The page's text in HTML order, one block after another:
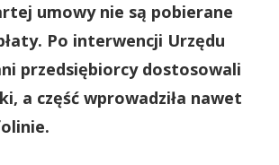
umowy nie są pobierane
Po interwencji Urzędu
przedsiębiorcy dostosowali
a część wprowadziła nawet